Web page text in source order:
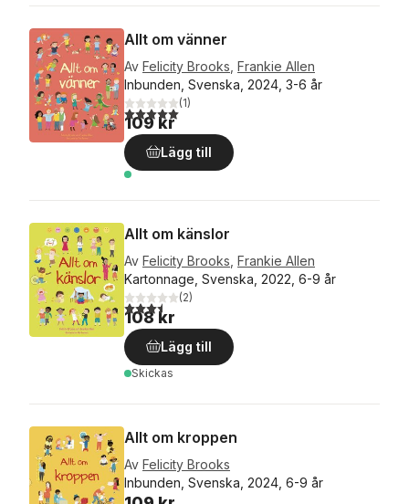
Allt om vänner
Av Felicity Brooks Frankie Allen
Inbunden, Svenska, 2024, 3-6 år
5,0utav 5 stjärnor. Totalt antal röster:
(1)
109 kr
Lägg till
Allt om känslor
Av Felicity Brooks Frankie Allen
Kartonnage, Svenska, 2022, 6-9 år
3,5utav 5 stjärnor. Totalt antal röster:
(2)
108 kr
Lägg till
Skickas
Allt om kroppen
Av Felicity Brooks
Inbunden, Svenska, 2024, 6-9 år